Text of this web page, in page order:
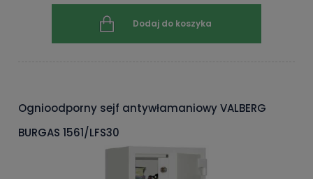
Dodaj do koszyka
Ognioodporny sejf antywłamaniowy VALBERG
BURGAS 1561/LFS30